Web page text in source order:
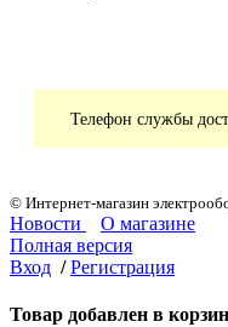
Телефон службы
© Интернет-магазин
Новости
О магазине
Полная версия
Вход / Регистрация
Товар добавлен в